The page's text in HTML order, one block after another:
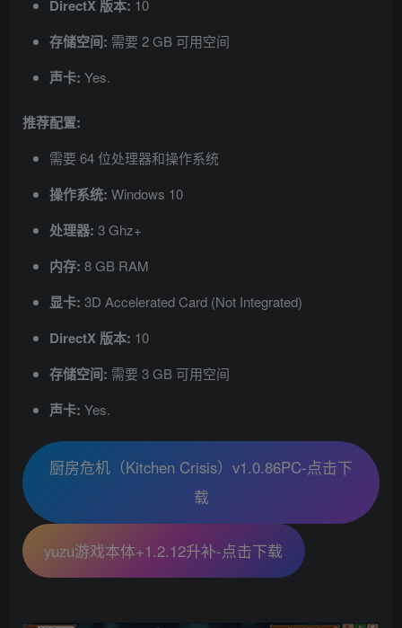
DirectX 版本: 10
存储空间: 需要 2 GB 可用空间
声卡: Yes.
推荐配置:
需要 64 位处理器和操作系统
操作系统: Windows 10
处理器: 3 Ghz+
内存: 8 GB RAM
显卡: 3D Accelerated Card (Not Integrated)
DirectX 版本: 10
存储空间: 需要 3 GB 可用空间
声卡: Yes.
厨房危机（Kitchen Crisis）v1.0.86PC-点击下
载
yuzu游戏本体+1.2.12升补-点击下载